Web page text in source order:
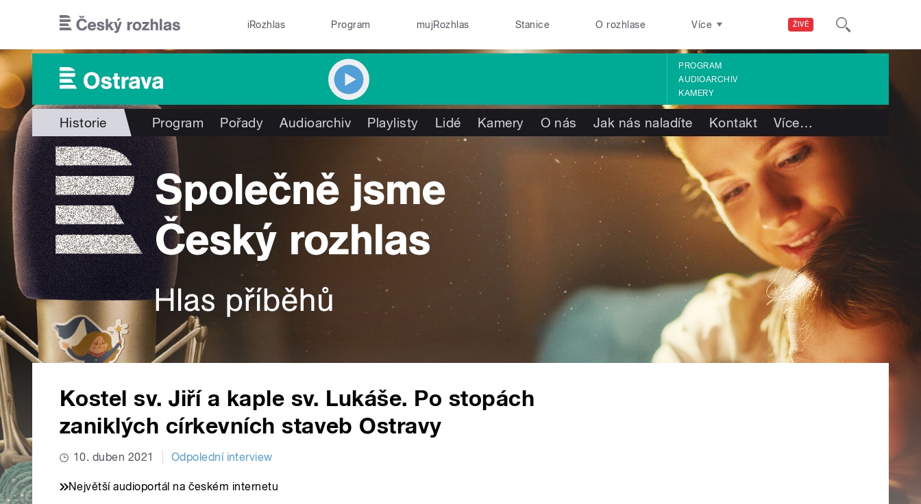
ŽIVĚ
iRozhlas Program mujRozhlas Stanice O rozhlase Více
PROGRAM
AUDIOARCHIV
KAMERY
Historie Program Pořady Audioarchiv Playlisty Lidé Kamery O nás Jak nás naladíte Kontakt Více…
Kostel sv. Jiří a kaple sv. Lukáše. Po stopách
zaniklých církevních staveb Ostravy
10. duben 2021 Odpolední interview
Největší audioportál na českém internetu